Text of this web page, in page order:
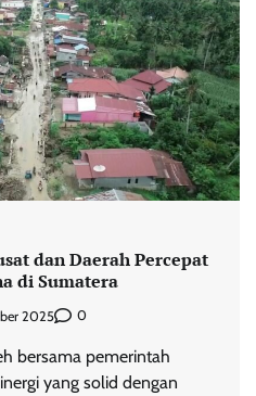
dan Daerah Percepat
di Sumatera
2025 0
bersama pemerintah
yang solid dengan